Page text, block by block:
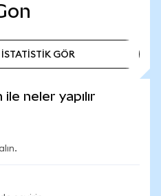
GÖR
neler yapılır